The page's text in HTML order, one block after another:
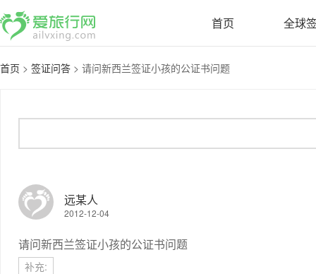
首页 全球
首页 > 签证问答 > 请问新西兰签证小孩的公证书问题
远某人
2012-12-04
请问新西兰签证小孩的公证书问题
补充: